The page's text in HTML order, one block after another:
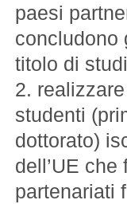
paesi
concludono
titolo di
2.
studenti
dottorato)
dell’UE
partenariati